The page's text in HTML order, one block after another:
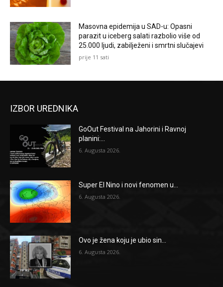
Masovna epidemija u SAD-u: Opasni
parazit u iceberg salati razbolio više od
25.000 ljudi, zabilježeni i smrtni slučajevi
prije 11 sati
IZBOR UREDNIKA
GoOut Festival na Jahorini i Ravnoj
planini:...
6. Augusta 2026.
Super El Nino i novi fenomen u...
6. Augusta 2026.
Ovo je žena koju je ubio sin...
6. Augusta 2026.